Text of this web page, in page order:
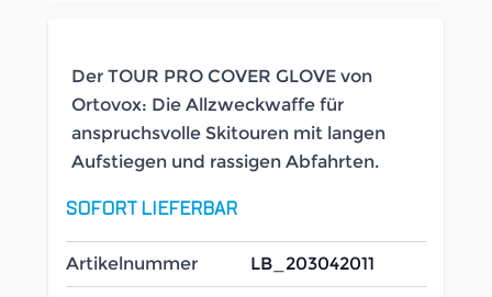
Der TOUR PRO COVER GLOVE von
Ortovox: Die Allzweckwaffe für
anspruchsvolle Skitouren mit langen
Aufstiegen und rassigen Abfahrten.
SOFORT LIEFERBAR
Artikelnummer LB_203042011